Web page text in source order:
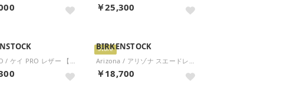
￥25,300
Kay PRO / ケイ PRO レザー 【レギュラー幅】 UNISEX （ブラック）
Store
BIRKENSTOCK
Arizona / アリゾナ スエードレザー 【ナロー幅】 UNISEX （ミンク）
￥18,700